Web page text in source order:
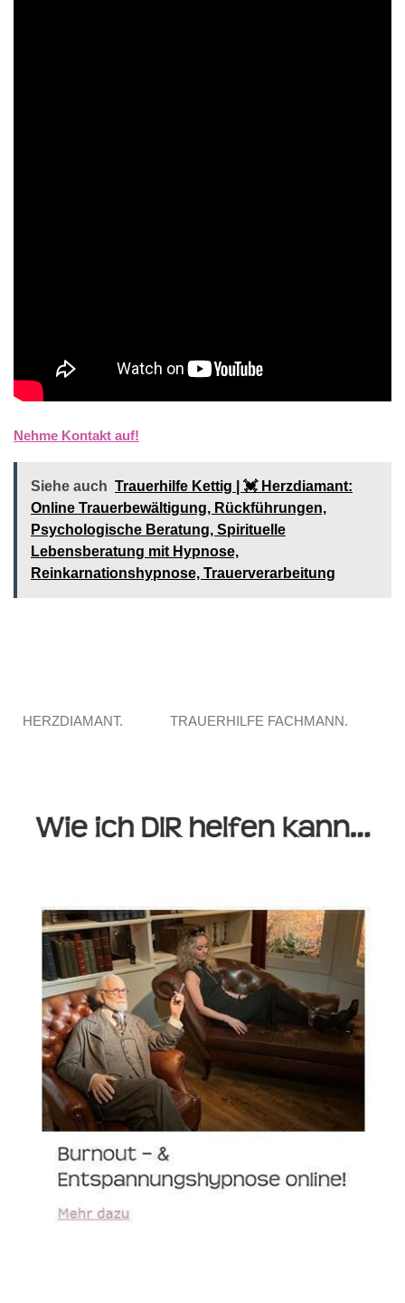
Nehme Kontakt auf!
Siehe auch Trauerhilfe Kettig | 💓️️ Herzdiamant:
Online Trauerbewältigung, Rückführungen,
Psychologische Beratung, Spirituelle
Lebensberatung mit Hypnose,
Reinkarnationshypnose, Trauerverarbeitung
HERZDIAMANT. TRAUERHILFE FACHMANN.